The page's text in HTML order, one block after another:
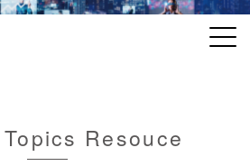
Resouce